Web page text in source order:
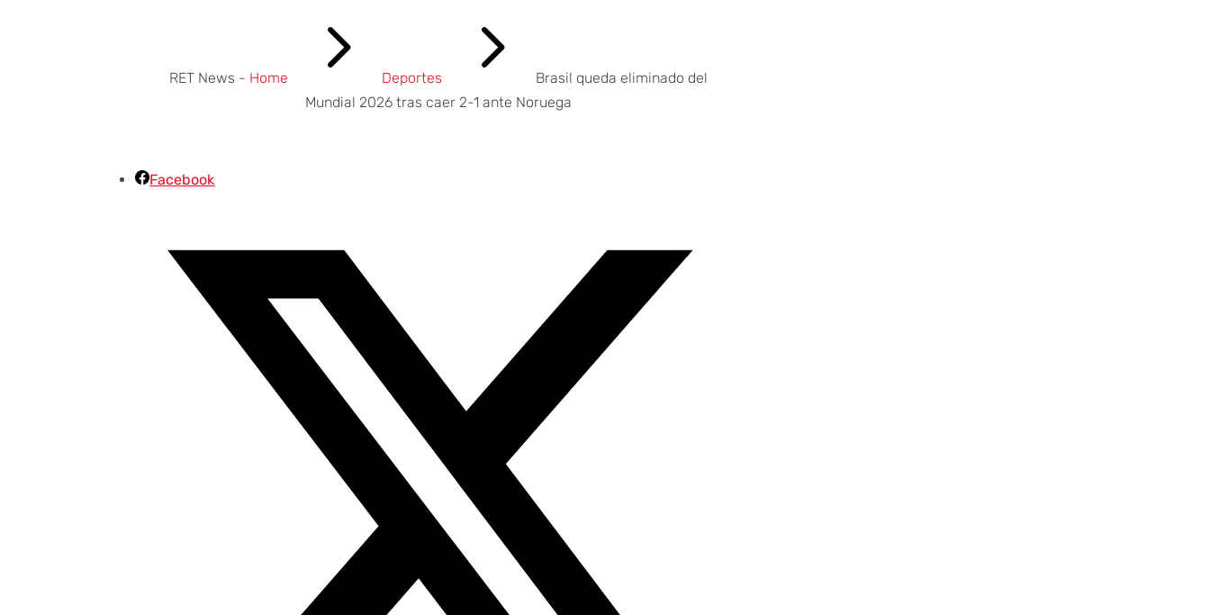
RET News - Home 5 Deportes 5
Brasil queda eliminado del
Mundial 2026 tras caer 2-1 ante Noruega
Facebook